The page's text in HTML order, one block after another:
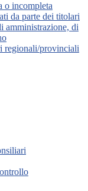
o incompleta
da parte dei titolari
amministrazione, di
regionali/provinciali